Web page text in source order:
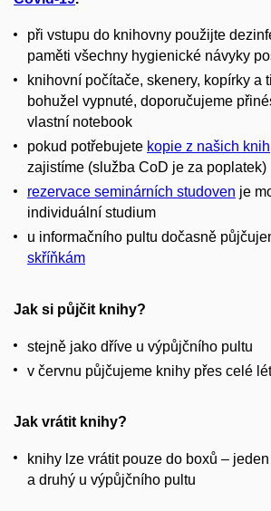
při vstupu do knihovny použijte
paměti všechny hygienické návyky
knihovní počítače, skenery, kopírky a
bohužel vypnuté, doporučujeme
vlastní notebook
pokud potřebujete kopie z našich knih
zajistíme (služba CoD je za poplatek)
rezervace seminárních studoven je
individuální studium
u informačního pultu dočasně
skříňkám
Jak si půjčit knihy?
stejně jako dříve u výpůjčního pultu
v červnu půjčujeme knihy přes celé
Jak vrátit knihy?
knihy lze vrátit pouze do boxů –
a druhý u výpůjčního pultu